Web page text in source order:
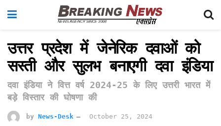
उत्तर प्रदेश में जेनेरिक दवाओं को
सस्ती और सुलभ बनाएगी दवा इंडिया
दवा इंडिया ने वित्त वर्ष 2024-25 के लिए उत्तरी भारत में
बड़े विस्तार की घोषणा की
by News-Desk October 25, 2024